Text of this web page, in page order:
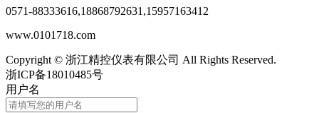
0571-88333616,18868792631,15957163412
www.0101718.com
Copyright © 浙江精控仪表有限公司 All Rights Reserved.
浙ICP备18010485号
用户名